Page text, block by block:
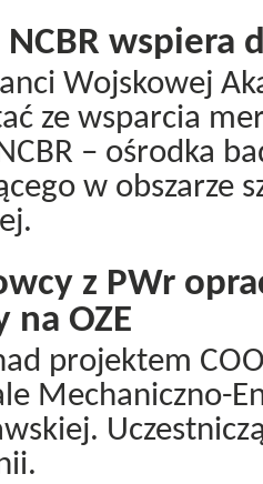
NCBR
Wojskowej
ze wsparcia
– ośrodka
w obszarze
z PWr
na OZE
projektem
Mechaniczno-